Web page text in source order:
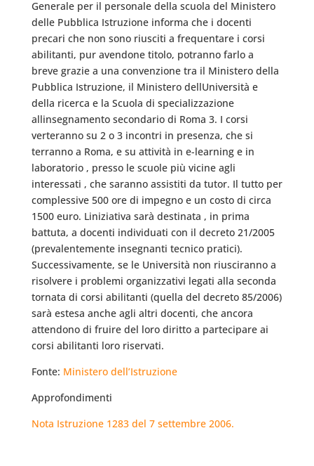
Generale per il personale della scuola del Ministero
delle Pubblica Istruzione informa che i docenti
precari che non sono riusciti a frequentare i corsi
abilitanti, pur avendone titolo, potranno farlo a
breve grazie a una convenzione tra il Ministero della
Pubblica Istruzione, il Ministero dellUniversità e
della ricerca e la Scuola di specializzazione
allinsegnamento secondario di Roma 3. I corsi
verteranno su 2 o 3 incontri in presenza, che si
terranno a Roma, e su attività in e-learning e in
laboratorio , presso le scuole più vicine agli
interessati , che saranno assistiti da tutor. Il tutto per
complessive 500 ore di impegno e un costo di circa
1500 euro. Liniziativa sarà destinata , in prima
battuta, a docenti individuati con il decreto 21/2005
(prevalentemente insegnanti tecnico pratici).
Successivamente, se le Università non riusciranno a
risolvere i problemi organizzativi legati alla seconda
tornata di corsi abilitanti (quella del decreto 85/2006)
sarà estesa anche agli altri docenti, che ancora
attendono di fruire del loro diritto a partecipare ai
corsi abilitanti loro riservati.
Fonte: Ministero dell’Istruzione
Approfondimenti
Nota Istruzione 1283 del 7 settembre 2006.